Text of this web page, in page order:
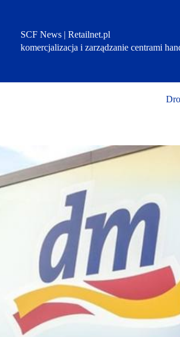
SCF News | Retailnet.pl
komercjalizacja i zarządzanie centrami